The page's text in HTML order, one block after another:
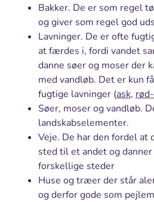
Bakker. De er som regel
og giver som regel god
Lavninger. De er ofte
at færdes i, fordi vandet
danne søer og moser der
med vandløb. Det er kun
fugtige lavninger (ask,
Søer, moser og vandløb.
landskabselementer.
Veje. De har den fordel at
sted til et andet og
forskellige steder
Huse og træer der står
og derfor gode som